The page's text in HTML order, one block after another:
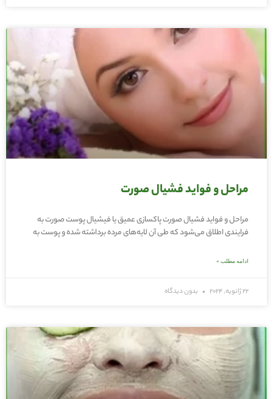
مراحل و فواید فشیال صورت
مراحل و فواید فشیال صورت پاکسازی عمیق یا فیشیال پوست صورت به
فرایندی اطلاق می‌شود که طی آن لایه‌های مرده برداشته شده و پوست به
ادامه مطلب »
22 ژانویه, 2024 بدون دیدگاه